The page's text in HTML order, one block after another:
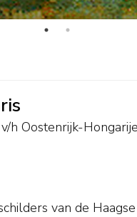
h Oostenrijk-
van de
van Barbizon